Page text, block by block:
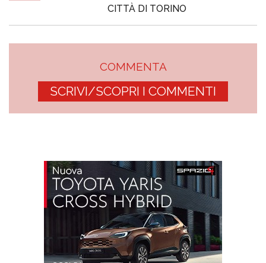
CITTÀ DI TORINO
COMMENTA
SCRIVI/SCOPRI I COMMENTI